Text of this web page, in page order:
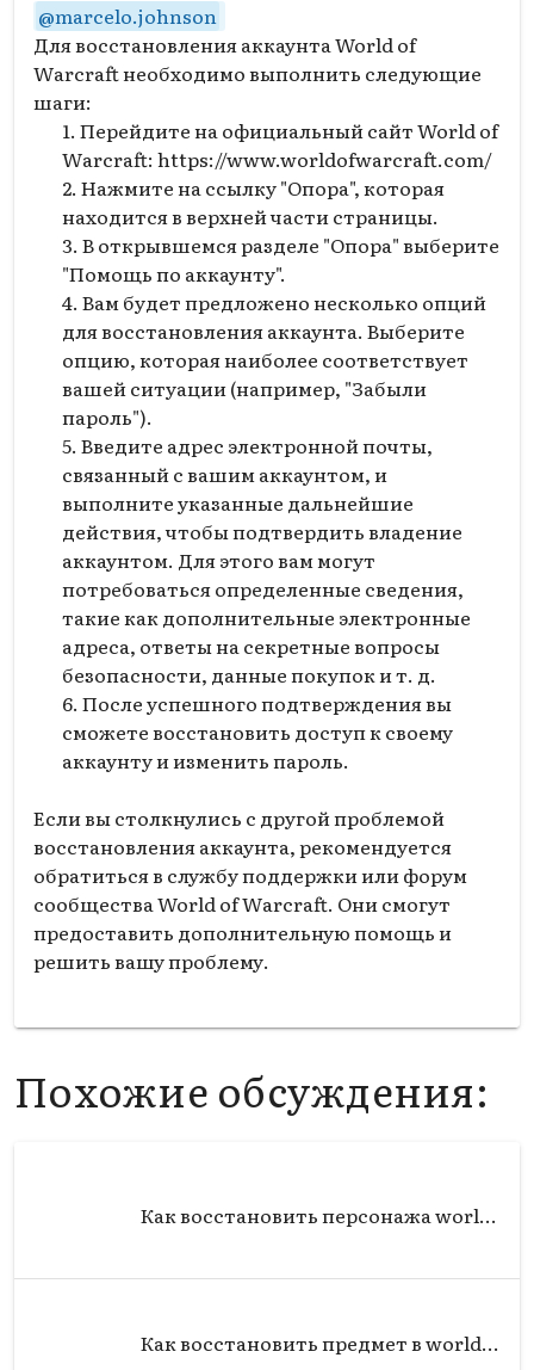
@marcelo.johnson
Для восстановления аккаунта World of
Warcraft необходимо выполнить следующие
шаги:
Перейдите на официальный сайт World of
Warcraft: https://www.worldofwarcraft.com/
Нажмите на ссылку "Опора", которая
находится в верхней части страницы.
В открывшемся разделе "Опора" выберите
"Помощь по аккаунту".
Вам будет предложено несколько опций
для восстановления аккаунта. Выберите
опцию, которая наиболее соответствует
вашей ситуации (например, "Забыли
пароль").
Введите адрес электронной почты,
связанный с вашим аккаунтом, и
выполните указанные дальнейшие
действия, чтобы подтвердить владение
аккаунтом. Для этого вам могут
потребоваться определенные сведения,
такие как дополнительные электронные
адреса, ответы на секретные вопросы
безопасности, данные покупок и т. д.
После успешного подтверждения вы
сможете восстановить доступ к своему
аккаунту и изменить пароль.
Если вы столкнулись с другой проблемой
восстановления аккаунта, рекомендуется
обратиться в службу поддержки или форум
сообщества World of Warcraft. Они смогут
предоставить дополнительную помощь и
решить вашу проблему.
Похожие обсуждения:
Как восстановить персонажа world of warcraft?
Как восстановить предмет в world of warcraft?